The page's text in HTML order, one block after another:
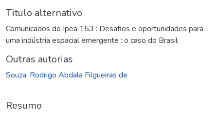
Titulo alternativo
Comunicados do Ipea 153 : Desafios e oportunidades para
uma indústria espacial emergente : o caso do Brasil
Outras autorias
Souza, Rodrigo Abdala Filgueiras de
Resumo